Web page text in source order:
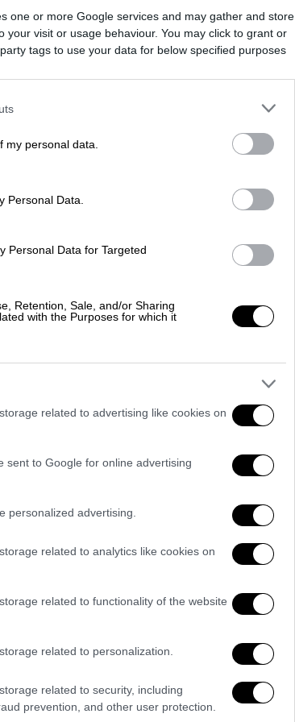
one or more Google services and may gather and store
your visit or usage behaviour. You may click to grant or
tags to use your data for below specified purposes
my personal data.
Personal Data.
Personal Data for Targeted
Retention, Sale, and/or Sharing
with the Purposes for which it
related to advertising like cookies on
sent to Google for online advertising
personalized advertising.
related to analytics like cookies on
related to functionality of the website
related to personalization.
related to security, including
prevention, and other user protection.
πάντα τη ρίζα
μας μακροπρόθεσμα
αιτιών.Πρέπει να
ήχους του
της ζωής του. Αν ο